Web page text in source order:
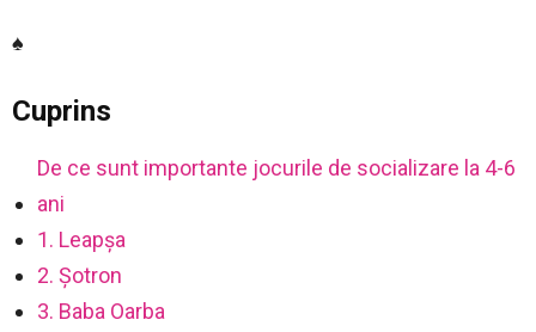
♠
Cuprins
De ce sunt importante jocurile de socializare la 4-6
ani
1. Leapşa
2. Şotron
3. Baba Oarba